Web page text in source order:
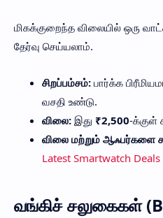
மிகக்குறைந்த விலையில் ஒரு
தேர்வு செய்யலாம்.
சிறப்பம்சம்: பார்க்க
வசதி உண்டு.
விலை: இது ₹2,500-க்குள்
விலை மற்றும் ஆஃபர்களை
Latest Smartwatch
வங்கிச் சலுகைகள்